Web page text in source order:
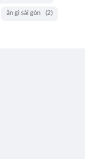
ăn gì sài gòn (2)